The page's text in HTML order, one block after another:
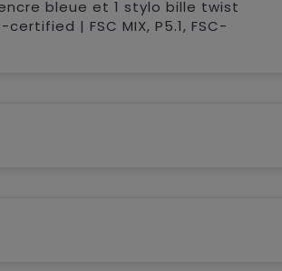
bleue et 1 stylo bille twist
| FSC MIX, P5.1, FSC-